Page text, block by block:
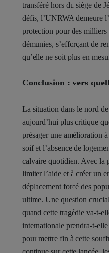
transféré hors du siège de
défis, l’UNRWA demeure
protection pour des milliers
démunies, s’efforçant de
qu’elle ne soit plus en
Conclusion : vers
La situation dans le nord
aujourd’hui plus critique
présager une amélioration
soif et l’absence de
calvaire quotidien. Avec la
limiter l’aide et à créer un
déplacement forcé des
ultime. Une question
quand cette tragédie va-t-
internationale prendra-t-
pour mettre fin à cette
continue sur cette lancée,